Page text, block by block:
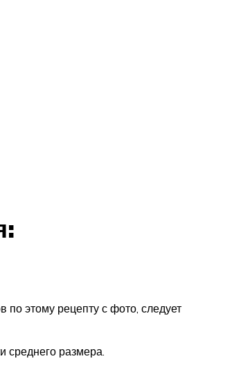
по этому рецепту с фото, следует
среднего размера.